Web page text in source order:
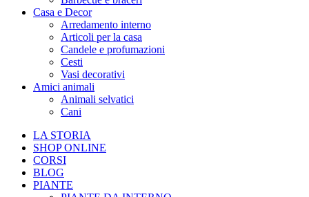
Casa e Decor
Arredamento interno
Articoli per la casa
Candele e profumazioni
Cesti
Vasi decorativi
Amici animali
Animali selvatici
Cani
LA STORIA
SHOP ONLINE
CORSI
BLOG
PIANTE